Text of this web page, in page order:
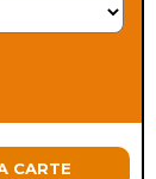
CARTE